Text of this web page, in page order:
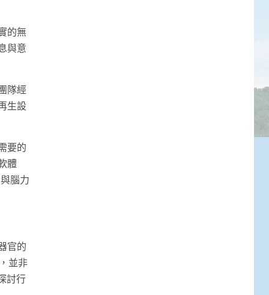
的無
與意
隊經
生設
要的
體
腦力
官的
並非
討行